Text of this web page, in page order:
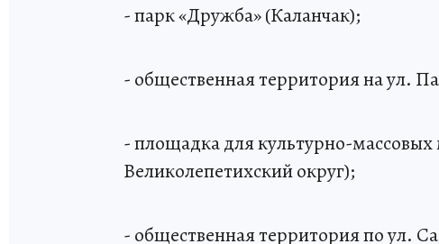
- парк «Дружба» (Каланчак);
- общественная территория на ул.
- площадка для культурно-
Великолепетихский округ);
- общественная территория по ул.